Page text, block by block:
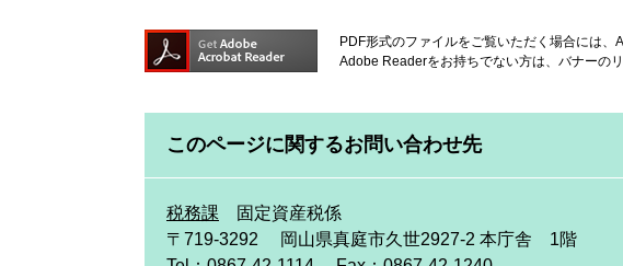
PDF形式のファイルをご覧いただく場合には
Adobe Readerをお持ちでない方は、バナーの
このページに関するお問い合わせ先
税務課
固定資産税係
〒719-3292
岡山県真庭市久世2927-2 本庁舎 1階